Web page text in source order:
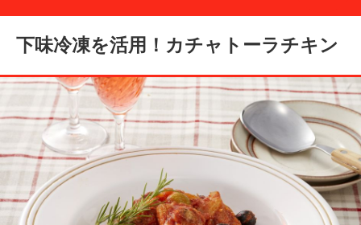
下味冷凍を活用！カチャトーラチキン